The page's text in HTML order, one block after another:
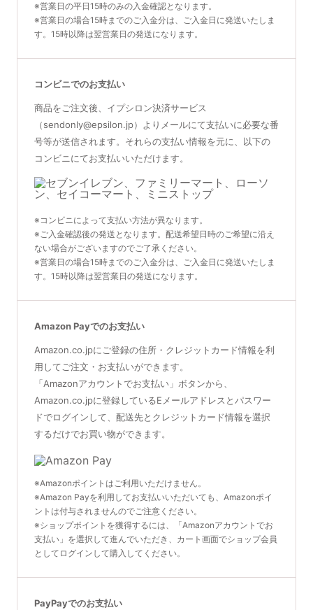
※営業日の平日15時のみの入金確認となります。
※営業日の場合15時までのご入金分は、ご入金日に発送いたしま
す。15時以降は翌営業日の発送になります。
コンビニでのお支払い
商品をご注文後、イプシロン決済サービス
（sendonly@epsilon.jp）よりメールにて支払いに必要な番
号等が送信されます。それらの支払い情報を元に、以下の
コンビニにてお支払いいただけます。
※コンビニによって支払い方法が異なります。
※ご入金確認後の発送となります。配送希望日時のご希望に沿え
ない場合がございますのでご了承ください。
※営業日の場合15時までのご入金分は、ご入金日に発送いたしま
す。15時以降は翌営業日の発送になります。
Amazon Payでのお支払い
Amazon.co.jpにご登録の住所・クレジットカード情報を利
用してご注文・お支払いができます。
「Amazonアカウントでお支払い」ボタンから、
Amazon.co.jpに登録しているEメールアドレスとパスワー
ドでログインして、配送先とクレジットカード情報を選択
するだけでお買い物ができます。
※Amazonポイントはご利用いただけません。
※Amazon Payを利用してお支払いいただいても、Amazonポイ
ントは付与されませんのでご注意ください。
※ショップポイントを獲得するには、「Amazonアカウントでお
支払い」を選択して進んでいただき、カート画面でショップ会員
としてログインして購入してください。
PayPayでのお支払い